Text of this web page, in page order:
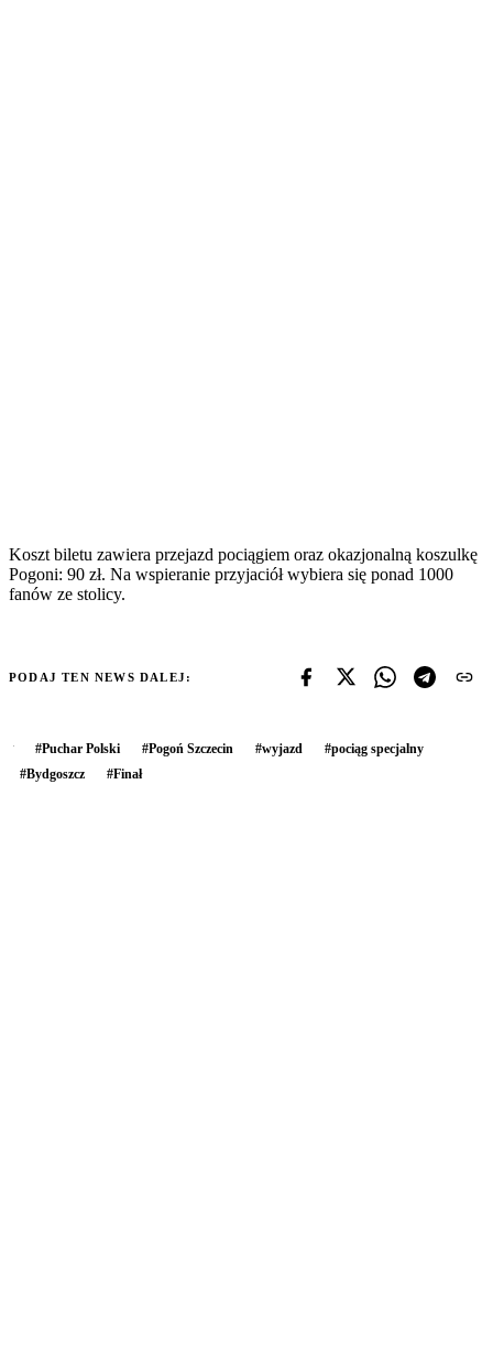
Koszt biletu zawiera przejazd pociągiem oraz okazjonalną koszulkę
Pogoni: 90 zł. Na wspieranie przyjaciół wybiera się ponad 1000
fanów ze stolicy.
PODAJ TEN NEWS DALEJ:
#Puchar Polski #Pogoń Szczecin #wyjazd #pociąg specjalny
#Bydgoszcz #Finał